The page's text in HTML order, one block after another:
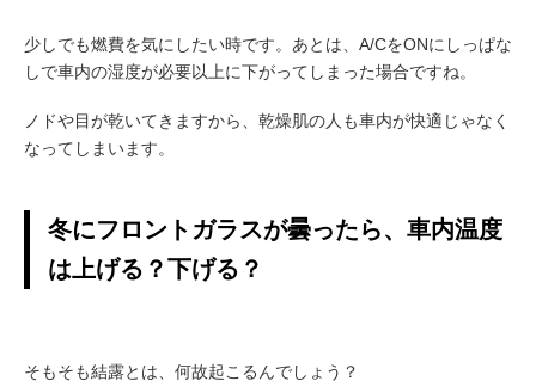
少しでも燃費を気にしたい時です。あとは、A/CをONにしっぱな
しで車内の湿度が必要以上に下がってしまった場合ですね。
ノドや目が乾いてきますから、乾燥肌の人も車内が快適じゃなく
なってしまいます。
冬にフロントガラスが曇ったら、車内温度
は上げる？下げる？
そもそも結露とは、何故起こるんでしょう？